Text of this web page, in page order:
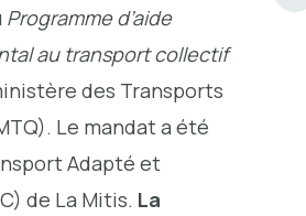
Programme d’aide
au transport collectif
des Transports
Le mandat a été
Adapté et
de La Mitis. La